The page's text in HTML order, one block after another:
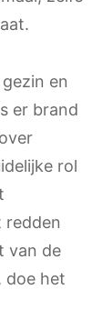
en
er brand
rol
redden
van de
doe het